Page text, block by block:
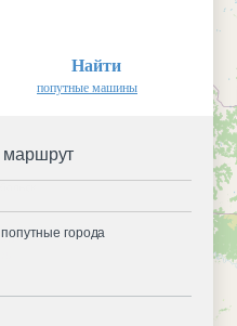
Найти
попутные машины
города